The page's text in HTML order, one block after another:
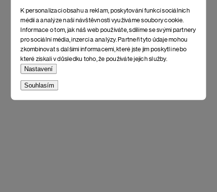
K personalizaci obsahu a reklam, poskytování funkcí sociálních
médií a analýze naší návštěvnosti využíváme soubory cookie.
Informace o tom, jak náš web používáte, sdílíme se svými partnery
pro sociální média, inzerci a analýzy. Partneři tyto údaje mohou
zkombinovat s dalšími informacemi, které jste jim poskytli nebo
které získali v důsledku toho, že používáte jejich služby.
Nastavení
Souhlasím